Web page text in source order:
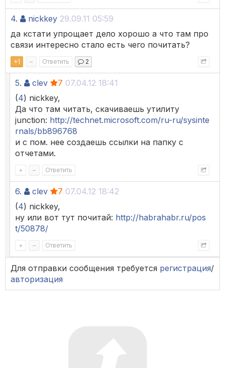
4. nickkey 29.09.11 05:59
да кстати упрощает дело хорошо а что там про
связи интересно стало есть чего почитать?
+1 – Ответить 2
5. clev 7 07.04.12 18:41
(4) nickkey,
Да что там читать, скачиваешь утилиту
junction: http://technet.microsoft.com/ru-ru/sysinte
rnals/bb896768
и с пом. нее создаешь ссылки на папку с
отчетами.
+ – Ответить
6. clev 7 07.04.12 18:42
(4) nickkey,
ну или вот тут почитай: http://habrahabr.ru/pos
t/50878/
+ – Ответить
Для отправки сообщения требуется регистрация/
авторизация